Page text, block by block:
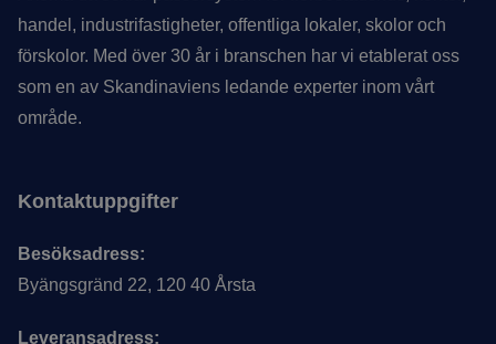
handel, industrifastigheter, offentliga lokaler, skolor och
förskolor. Med över 30 år i branschen har vi etablerat oss
som en av Skandinaviens ledande experter inom vårt
område.
Kontaktuppgifter
Besöksadress:
Byängsgränd 22, 120 40 Årsta
Leveransadress: